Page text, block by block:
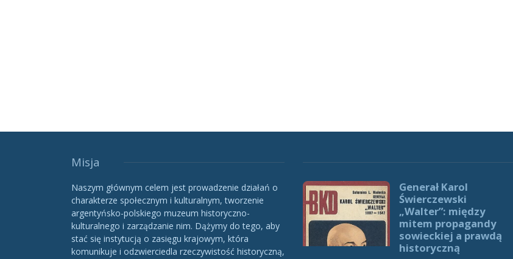
Misja
Naszym głównym celem jest prowadzenie działań o
charakterze społecznym i kulturalnym, tworzenie
argentyńsko-polskiego muzeum historyczno-
kulturalnego i zarządzanie nim. Dążymy do tego, aby
stać się instytucją o zasięgu krajowym, która
komunikuje i odzwierciedla rzeczywistość historyczną,
Generał Karol
Świerczewski
„Walter”: między
mitem propagandy
sowieckiej a prawdą
historyczną